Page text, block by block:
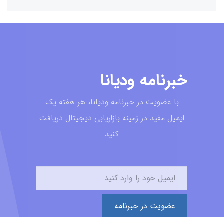
خبرنامه ودیانا
با عضویت در خبرنامه ودیانا، هر هفته یک
ایمیل مفید در زمینه بازاریابی دیجیتال دریافت
کنید
عضویت در خبرنامه